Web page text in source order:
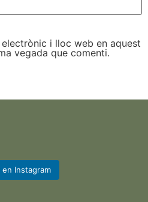
i lloc web en aquest
vegada que comenti.
en Instagram